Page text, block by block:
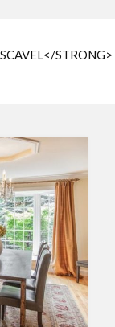
STRONG>